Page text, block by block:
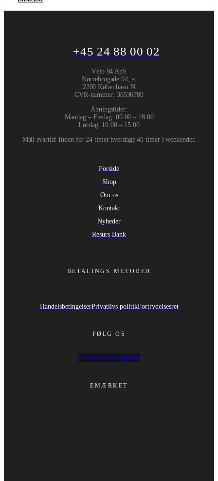
+45 24 88 00 02
Vélo 94 ApS
Nørrebrogade 94, st
2200 København N
CVR-nummer: 36536780
Åbningstider:
Mandag – Fredag: 09:00 – 18:00
Lørdag: 10:00 – 15:00
Mail svartid: Inden for 24 timer hverdage 48 timer i weekender.
Forside
Shop
Om os
Kontakt
Nyheder
Resurs Bank
BETALINGS METODER
HandelsbetingelserPrivatlivs politikFortrydelsesret
FØLG OS
Facebook Instagram
EMÆRKET